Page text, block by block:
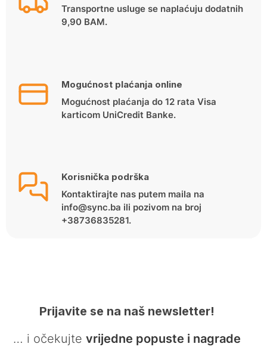
Transportne usluge se naplaćuju dodatnih
9,90 BAM.
Mogućnost plaćanja online
Mogućnost plaćanja do 12 rata Visa
karticom UniCredit Banke.
Korisnička podrška
Kontaktirajte nas putem maila na
info@sync.ba ili pozivom na broj
+38736835281.
Prijavite se na naš newsletter!
… i očekujte vrijedne popuste i nagrade